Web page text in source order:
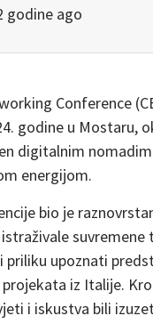
godine ago
Conference
godine u Mostaru,
digitalnim
energijom.
bio je
priliku upoznati
iz Italije.
i iskustva bili